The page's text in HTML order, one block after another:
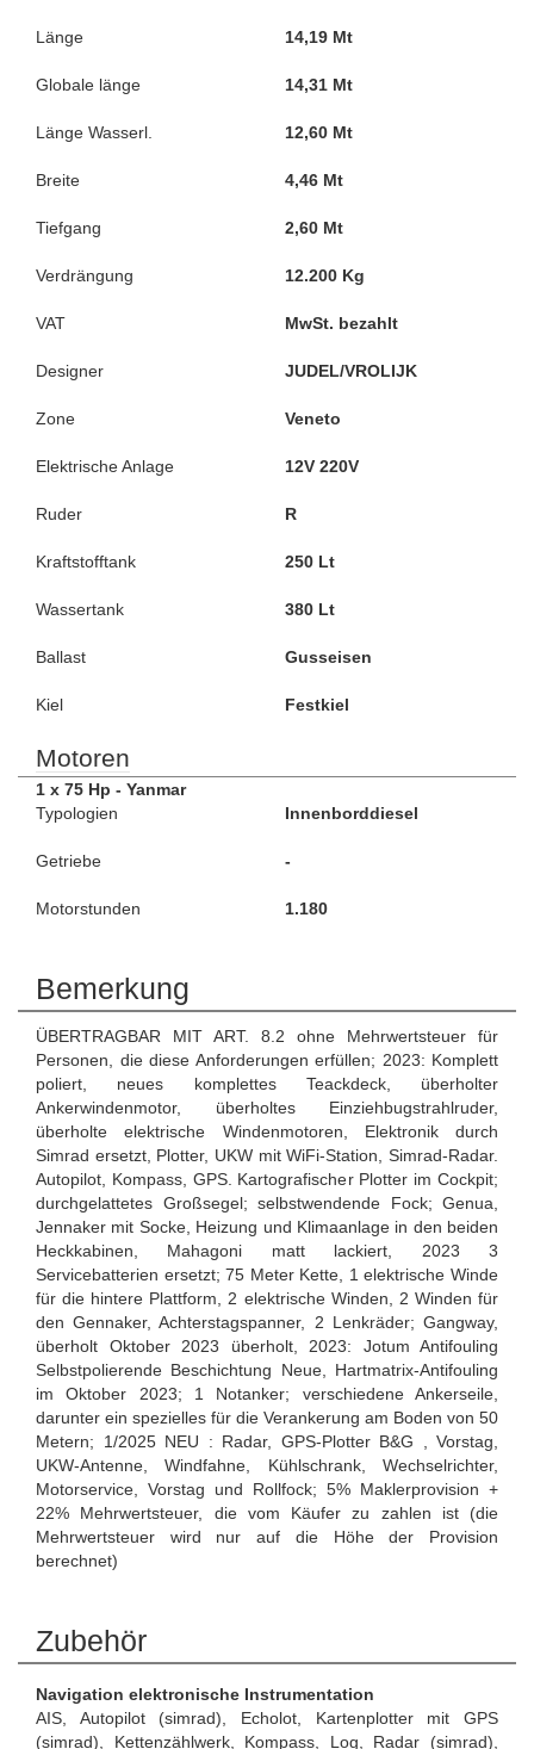
Länge 14,19 Mt
Globale länge 14,31 Mt
Länge Wasserl. 12,60 Mt
Breite 4,46 Mt
Tiefgang 2,60 Mt
Verdrängung 12.200 Kg
VAT MwSt. bezahlt
Designer JUDEL/VROLIJK
Zone Veneto
Elektrische Anlage 12V 220V
Ruder R
Kraftstofftank 250 Lt
Wassertank 380 Lt
Ballast Gusseisen
Kiel Festkiel
Motoren
1 x 75 Hp - Yanmar
Typologien
Innenborddiesel
Getriebe -
Motorstunden 1.180
Bemerkung
ÜBERTRAGBAR MIT ART. 8.2 ohne Mehrwertsteuer für
Personen, die diese Anforderungen erfüllen; 2023: Komplett
poliert, neues komplettes Teackdeck, überholter
Ankerwindenmotor, überholtes Einziehbugstrahlruder,
überholte elektrische Windenmotoren, Elektronik durch
Simrad ersetzt, Plotter, UKW mit WiFi-Station, Simrad-Radar.
Autopilot, Kompass, GPS. Kartografischer Plotter im Cockpit;
durchgelattetes Großsegel; selbstwendende Fock; Genua,
Jennaker mit Socke, Heizung und Klimaanlage in den beiden
Heckkabinen, Mahagoni matt lackiert, 2023 3
Servicebatterien ersetzt; 75 Meter Kette, 1 elektrische Winde
für die hintere Plattform, 2 elektrische Winden, 2 Winden für
den Gennaker, Achterstagspanner, 2 Lenkräder; Gangway,
überholt Oktober 2023 überholt, 2023: Jotum Antifouling
Selbstpolierende Beschichtung Neue, Hartmatrix-Antifouling
im Oktober 2023; 1 Notanker; verschiedene Ankerseile,
darunter ein spezielles für die Verankerung am Boden von 50
Metern; 1/2025 NEU : Radar, GPS-Plotter B&G , Vorstag,
UKW-Antenne, Windfahne, Kühlschrank, Wechselrichter,
Motorservice, Vorstag und Rollfock; 5% Maklerprovision +
22% Mehrwertsteuer, die vom Käufer zu zahlen ist (die
Mehrwertsteuer wird nur auf die Höhe der Provision
berechnet)
Zubehör
Navigation elektronische Instrumentation
AIS, Autopilot (simrad), Echolot, Kartenplotter mit GPS
(simrad), Kettenzählwerk, Kompass, Log, Radar (simrad),